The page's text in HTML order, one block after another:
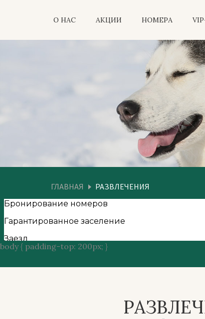
О НАС АКЦИИ НОМЕРА
ГЛАВНАЯ РАЗВЛЕЧЕНИЯ
body { padding-top: 200px; }